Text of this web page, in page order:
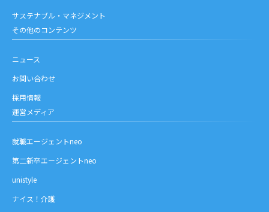
サステナブル・マネジメント
その他のコンテンツ
ニュース
お問い合わせ
採用情報
運営メディア
就職エージェントneo
第二新卒エージェントneo
unistyle
ナイス！介護